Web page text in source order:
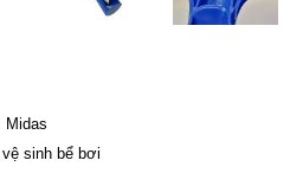
Midas
sinh bể bơi